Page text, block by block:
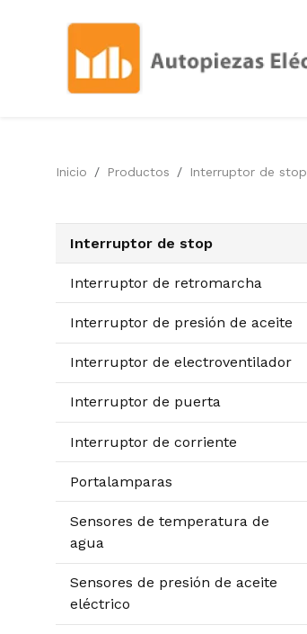
Inicio Productos Interruptor de stop
Interruptor de stop
Interruptor de retromarcha
Interruptor de presión de aceite
Interruptor de electroventilador
Interruptor de puerta
Interruptor de corriente
Portalamparas
Sensores de temperatura de
agua
Sensores de presión de aceite
eléctrico